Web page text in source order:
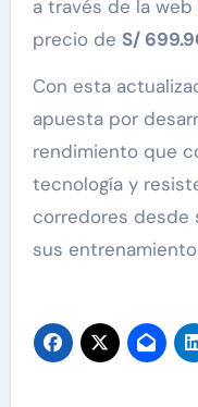
a través de la web
precio de S/
Con esta
apuesta por
rendimiento que
tecnología y
corredores desde
sus